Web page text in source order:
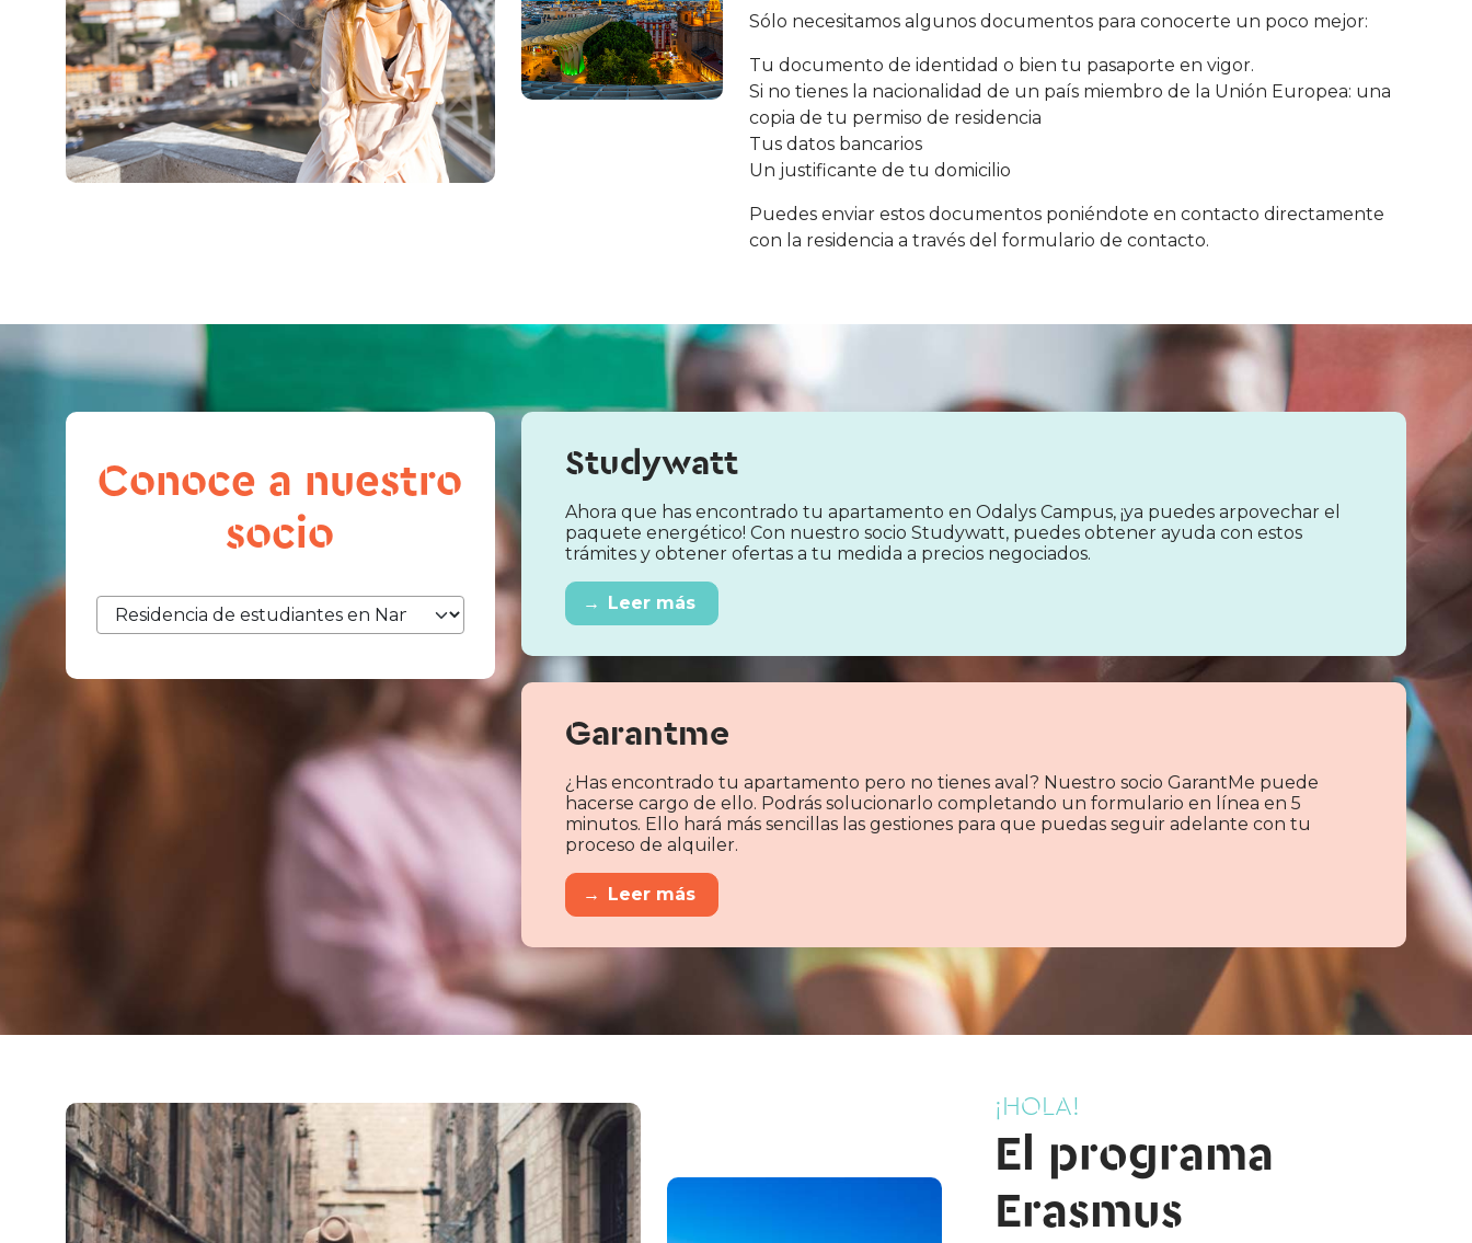
Sólo necesitamos algunos documentos para conocerte un poco mejor:
Tu documento de identidad o bien tu pasaporte en vigor.
Si no tienes la nacionalidad de un país miembro de la Unión Europea: una
copia de tu permiso de residencia
Tus datos bancarios
Un justificante de tu domicilio
Puedes enviar estos documentos poniéndote en contacto directamente
con la residencia a través del formulario de contacto.
Conoce a nuestro
socio
Studywatt
Ahora que has encontrado tu apartamento en Odalys Campus, ¡ya puedes arpovechar el
paquete energético! Con nuestro socio Studywatt, puedes obtener ayuda con estos
trámites y obtener ofertas a tu medida a precios negociados.
→ Leer más
Garantme
¿Has encontrado tu apartamento pero no tienes aval? Nuestro socio GarantMe puede
hacerse cargo de ello. Podrás solucionarlo completando un formulario en línea en 5
minutos. Ello hará más sencillas las gestiones para que puedas seguir adelante con tu
proceso de alquiler.
→ Leer más
¡HOLA!
El programa
Erasmus